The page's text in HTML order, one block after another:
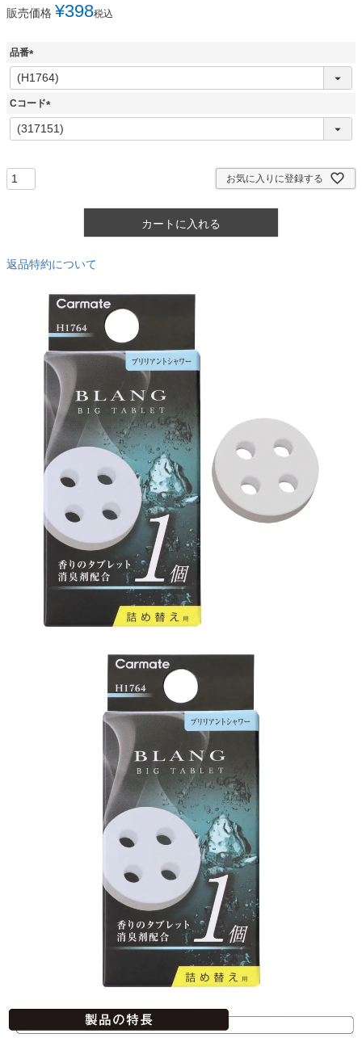
販売価格 ¥398税込
品番
(
必
須
Cコード
(
必
お気に入りに登録する
カートに入れる
返品特約について